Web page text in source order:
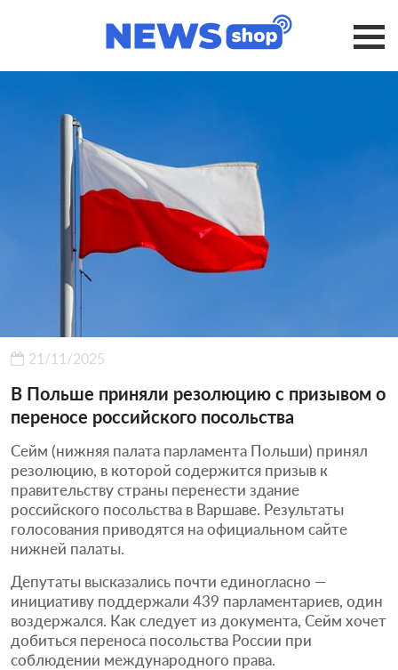
21/11/2025
В Польше приняли резолюцию с призывом о
переносе российского посольства
Сейм (нижняя палата парламента Польши) принял
резолюцию, в которой содержится призыв к
правительству страны перенести здание
российского посольства в Варшаве. Результаты
голосования приводятся на официальном сайте
нижней палаты.
Депутаты высказались почти единогласно —
инициативу поддержали 439 парламентариев, один
воздержался. Как следует из документа, Сейм хочет
добиться переноса посольства России при
соблюдении международного права.